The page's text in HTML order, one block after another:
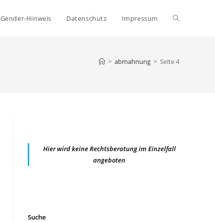
Gender-Hinweis Datenschutz Impressum Website-
> abmahnung > Seite 4
Hier wird keine Rechtsberatung im Einzelfall
angeboten
Suche